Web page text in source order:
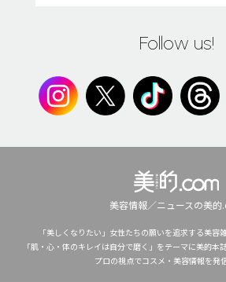
Follow us!
美容情報／ニュースの美的
「美しくなりたい」女性たちの願いを追求する美容
「肌・心・体のキレイは自分で磨く」をテーマに美的本
プロの視点でコスメ・美容情報を発